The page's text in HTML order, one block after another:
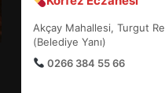
Akçay Mahallesi, Turgut
(Belediye Yanı)
0266 384 55 66
7